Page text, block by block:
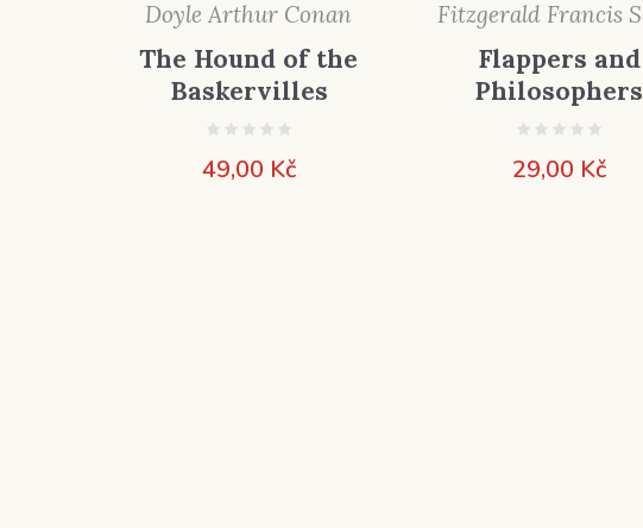
Doyle Arthur Conan
The Hound of the
Baskervilles
49,00 Kč
Fitzgerald Francis
Flappers and
Philosophers
29,00 Kč